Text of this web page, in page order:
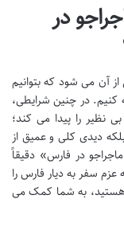
در
آن می شود که بتوانیم
در چنین شرایطی،
نظیر را پیدا می کند؛
دیدی کلی و عمیق از
در فارس» دقیقاً
سفر به دیار فارس را
هستید، به شما کمک می